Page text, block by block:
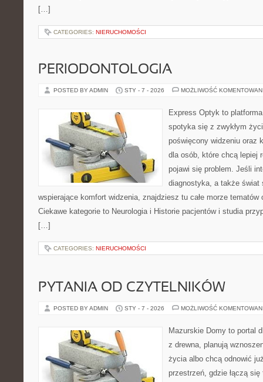
[…]
CATEGORIES: NIERUCHOMOŚCI
PERIODONTOLOGIA
POSTED BY ADMIN STY - 7 - 2026 MOŻLIWOŚĆ
Express Optyk to
spotyka się z zwykłym
poświęcony widzeniu oraz
dla osób, które chcą lepiej
pojawi się problem. Jeśli
diagnostyka, a także świat
wspierające komfort widzenia, znajdziesz tu całe morze
Ciekawe kategorie to Neurologia i Historie pacjentów i studia
[…]
CATEGORIES: NIERUCHOMOŚCI
PYTANIA OD CZYTELNIKÓW
POSTED BY ADMIN STY - 7 - 2026 MOŻLIWOŚĆ
Mazurskie Domy to portal
z drewna, planują
życia albo chcą odnowić
przestrzeń, gdzie łączą